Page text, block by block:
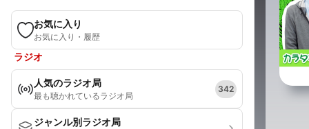
お気に入り
お気に入り・履歴
ラジオ
人気のラジオ局
最も聴かれているラジオ局
342
ジャンル別ラジオ局